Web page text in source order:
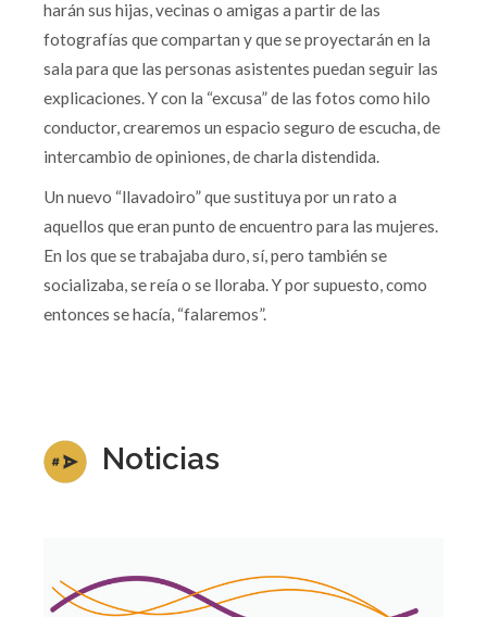
harán sus hijas, vecinas o amigas a partir de las
fotografías que compartan y que se proyectarán en la
sala para que las personas asistentes puedan seguir las
explicaciones. Y con la “excusa” de las fotos como hilo
conductor, crearemos un espacio seguro de escucha, de
intercambio de opiniones, de charla distendida.
Un nuevo “llavadoiro” que sustituya por un rato a
aquellos que eran punto de encuentro para las mujeres.
En los que se trabajaba duro, sí, pero también se
socializaba, se reía o se lloraba. Y por supuesto, como
entonces se hacía, “falaremos”.
Noticias